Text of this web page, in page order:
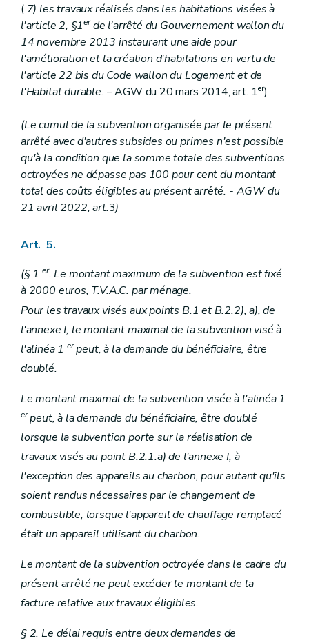
( 7) les travaux réalisés dans les habitations visées à
l'article 2, §1erde l'arrêté du Gouvernement wallon du
14 novembre 2013 instaurant une aide pour
l'amélioration et la création d'habitations en vertu de
l'article 22 bis du Code wallon du Logement et de
l'Habitat durable. – AGW du 20 mars 2014, art. 1er)
(Le cumul de la subvention organisée par le présent
arrêté avec d'autres subsides ou primes n'est possible
qu'à la condition que la somme totale des subventions
octroyées ne dépasse pas 100 pour cent du montant
total des coûts éligibles au présent arrêté. - AGW du
21 avril 2022, art.3)
Art. 5.
(§ 1er. Le montant maximum de la subvention est fixé
à 2000 euros, T.V.A.C. par ménage.
Pour les travaux visés aux points B.1 et B.2.2), a), de
l'annexe I, le montant maximal de la subvention visé à
l'alinéa 1erpeut, à la demande du bénéficiaire, être
doublé.
Le montant maximal de la subvention visée à l'alinéa 1
erpeut, à la demande du bénéficiaire, être doublé
lorsque la subvention porte sur la réalisation de
travaux visés au point B.2.1.a) de l'annexe I, à
l'exception des appareils au charbon, pour autant qu'ils
soient rendus nécessaires par le changement de
combustible, lorsque l'appareil de chauffage remplacé
était un appareil utilisant du charbon.
Le montant de la subvention octroyée dans le cadre du
présent arrêté ne peut excéder le montant de la
facture relative aux travaux éligibles.
§ 2. Le délai requis entre deux demandes de